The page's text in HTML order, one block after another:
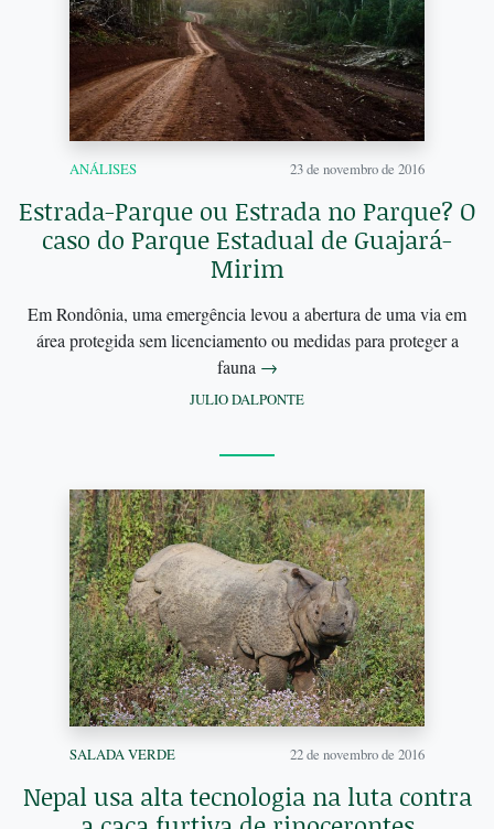
ANÁLISES 23 de novembro de 2016
Estrada-Parque ou Estrada no Parque? O
caso do Parque Estadual de Guajará-
Mirim
Em Rondônia, uma emergência levou a abertura de uma via em
área protegida sem licenciamento ou medidas para proteger a
fauna →
JULIO DALPONTE
SALADA VERDE 22 de novembro de 2016
Nepal usa alta tecnologia na luta contra